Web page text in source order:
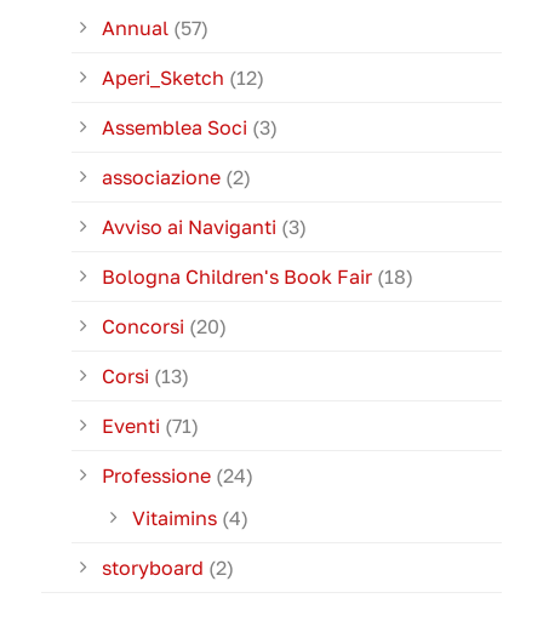
Annual (57)
Aperi_Sketch (12)
Assemblea Soci (3)
associazione (2)
Avviso ai Naviganti (3)
Bologna Children's Book Fair (18)
Concorsi (20)
Corsi (13)
Eventi (71)
Professione (24)
Vitaimins (4)
storyboard (2)